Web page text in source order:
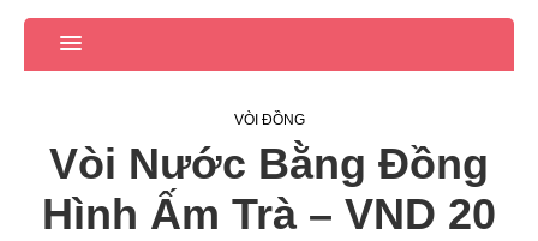
VÒI ĐỒNG
Vòi Nước Bằng Đồng
Hình Ấm Trà – VND 20